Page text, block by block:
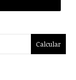
Calcular